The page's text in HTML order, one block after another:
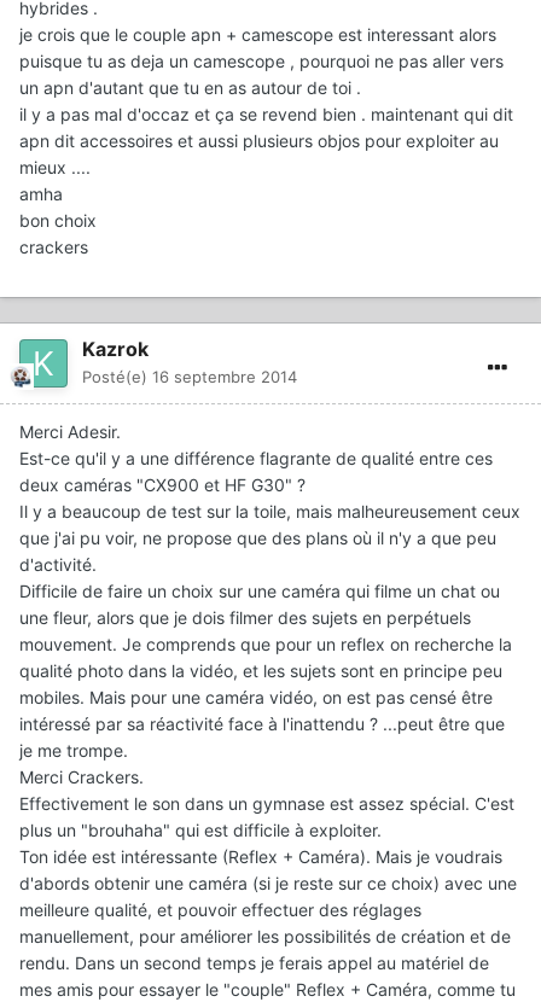
hybrides .
je crois que le couple apn + camescope est interessant alors
puisque tu as deja un camescope , pourquoi ne pas aller vers
un apn d'autant que tu en as autour de toi .
il y a pas mal d'occaz et ça se revend bien . maintenant qui dit
apn dit accessoires et aussi plusieurs objos pour exploiter au
mieux ....
amha
bon choix
crackers
Kazrok
Posté(e) 16 septembre 2014
Merci Adesir.
Est-ce qu'il y a une différence flagrante de qualité entre ces
deux caméras "CX900 et HF G30" ?
Il y a beaucoup de test sur la toile, mais malheureusement ceux
que j'ai pu voir, ne propose que des plans où il n'y a que peu
d'activité.
Difficile de faire un choix sur une caméra qui filme un chat ou
une fleur, alors que je dois filmer des sujets en perpétuels
mouvement. Je comprends que pour un reflex on recherche la
qualité photo dans la vidéo, et les sujets sont en principe peu
mobiles. Mais pour une caméra vidéo, on est pas censé être
intéressé par sa réactivité face à l'inattendu ? ...peut être que
je me trompe.
Merci Crackers.
Effectivement le son dans un gymnase est assez spécial. C'est
plus un "brouhaha" qui est difficile à exploiter.
Ton idée est intéressante (Reflex + Caméra). Mais je voudrais
d'abords obtenir une caméra (si je reste sur ce choix) avec une
meilleure qualité, et pouvoir effectuer des réglages
manuellement, pour améliorer les possibilités de création et de
rendu. Dans un second temps je ferais appel au matériel de
mes amis pour essayer le "couple" Reflex + Caméra, comme tu